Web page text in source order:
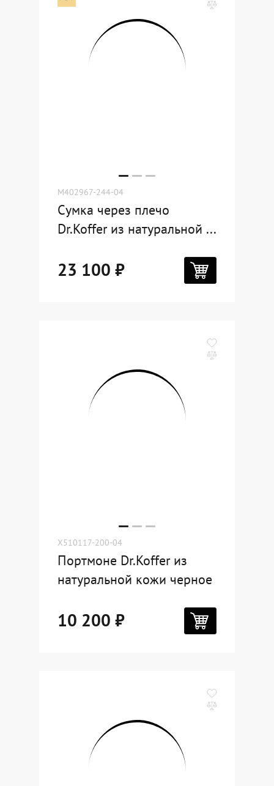
M402967-244-04
Сумка через плечо
Dr.Koffer из натуральной ...
23 100 ₽
X510117-200-04
Портмоне Dr.Koffer из
натуральной кожи черное
10 200 ₽